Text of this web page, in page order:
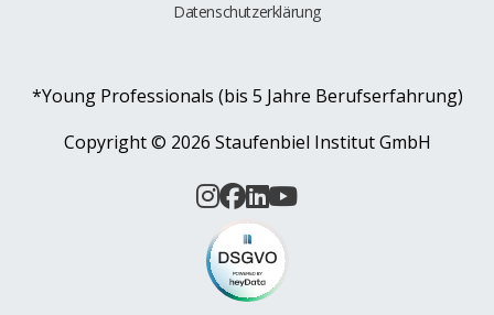
Datenschutzerklärung
*Young Professionals (bis 5 Jahre Berufserfahrung)
Copyright © 2026 Staufenbiel Institut GmbH